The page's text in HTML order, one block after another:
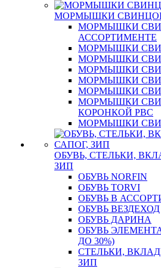
МОРМЫШКИ
МОРМЫШКИ
АССОРТИМЕНТЕ
МОРМЫШКИ
МОРМЫШКИ
МОРМЫШКИ
МОРМЫШКИ
МОРМЫШКИ
МОРМЫШКИ
КОРОНКОЙ РВС
МОРМЫШКИ
ОБУВЬ, СТЕЛЬКИ,
ЗИП
ОБУВЬ NORFIN
ОБУВЬ TORVI
ОБУВЬ В
ОБУВЬ ВЕЗДЕХОД
ОБУВЬ ДАРИНА
ОБУВЬ
ДО 30%)
СТЕЛЬКИ,
ЗИП